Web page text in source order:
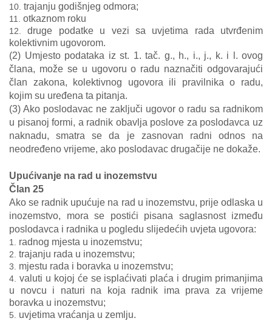
trajanju godišnjeg odmora;
otkaznom roku
druge podatke u vezi sa uvjetima rada utvrđenim
kolektivnim ugovorom.
(2) Umjesto podataka iz st. 1. tač. g., h., i., j., k. i l. ovog
člana, može se u ugovoru o radu naznačiti odgovarajući
član zakona, kolektivnog ugovora ili pravilnika o radu,
kojim su uređena ta pitanja.
(3) Ako poslodavac ne zaključi ugovor o radu sa radnikom
u pisanoj formi, a radnik obavlja poslove za poslodavca uz
naknadu, smatra se da je zasnovan radni odnos na
neodređeno vrijeme, ako poslodavac drugačije ne dokaže.
Upućivanje na rad u inozemstvu
Član 25
Ako se radnik upućuje na rad u inozemstvu, prije odlaska u
inozemstvo, mora se postići pisana saglasnost između
poslodavca i radnika u pogledu slijedećih uvjeta ugovora:
radnog mjesta u inozemstvu;
trajanju rada u inozemstvu;
mjestu rada i boravka u inozemstvu;
valuti u kojoj će se isplaćivati plaća i drugim primanjima
u novcu i naturi na koja radnik ima prava za vrijeme
boravka u inozemstvu;
uvjetima vraćanja u zemlju.